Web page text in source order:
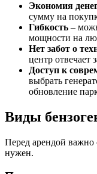
Экономия
сумму на
Гибкость –
мощности на
Нет забот о
центр отвечает
Доступ к
выбрать
обновление
Виды
Перед арендой важно
нужен.